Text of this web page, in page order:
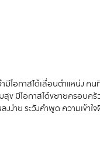
โอกาสได้เลื่อนตำแหน่ง ค
สุข มีโอกาสได้ขยายครอ
ง่าย ระวังคำพูด ความเข้า